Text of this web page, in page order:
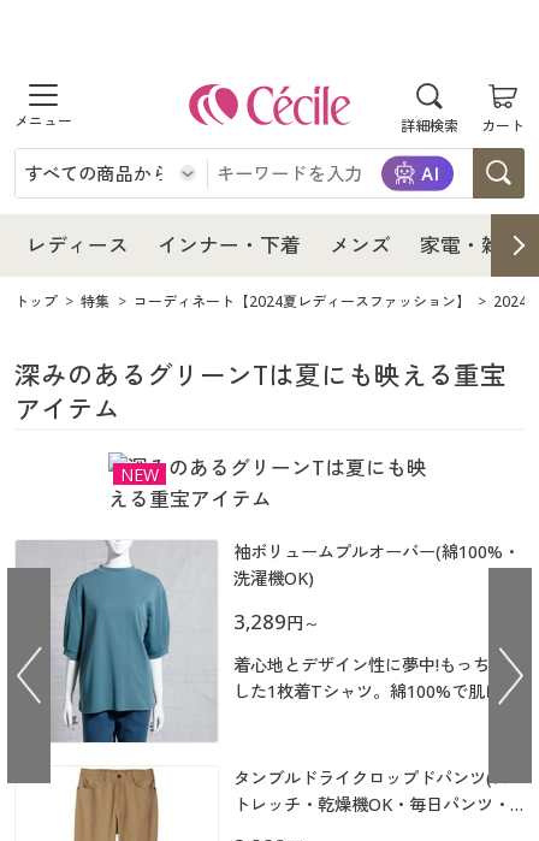
詳細検索 カート
商品を探す
レディース
レディースファッション
女性下着
インナー・下着
インナー・下着通販すべて
女性下着
ジュニア・ティーンズ下着
メンズ
メンズ通販すべて
メンズ下着
家電・雑貨
キッチン・雑貨・日用品
寝具・インテリア・家具通販すべて
家具・収納
寝具・ベッド
カーテン・ラグ・ファブリック
美容・健康
美容・健康通販すべて
美容・健康・サプリメント
制服・スクール
制服・スクールすべて
制服・学生服
ジュニア・ティーンズ下着
大きいサイズ
大きいサイズ通販すべて
大きいサイズ レディース服
大きいサイズ レディース下着
バーゲン
バーゲンセール
シークレットセール
詳細検索
商品カテゴリ一覧
レディース インナー・下着 メンズ 家電・雑貨
レディース
レディース通販すべて
レディースファッション
インナー・下着
インナー・下着通販すべて
女性下着
ジュニア・ティーンズ下着
メンズ
メンズ通販すべて
メンズ下着
家電・雑貨
家電
キッチン・雑貨・日用品
寝具・インテリア・家具通販すべて
家具・収納
寝具・ベッド
カーテン・ラグ・ファブリック
美容・健康
美容・健康通販すべて
美容・健康・サプリメント
制服・スクール
制服・スクールすべて
制服・学生服
ジュニア・ティーンズ下着
大きいサイズ
大きいサイズ通販すべて
大きいサイズ レディース服
大きいサイズ メンズ
バーゲン
バーゲンセール
詳細検索
カタログ
トップ 特集 コーディネート【2024夏レディースファッション】 2024
深みのあるグリーンTは夏にも映える重宝
アイテム
NEW
袖ボリュームプルオーバー(綿100%・
洗濯機OK)
3,289円 ～
着心地とデザイン性に夢中!もっちりと
した1枚着Tシャツ。綿100%で肌にも
タンブルドライクロップドパンツ(ス
トレッチ・乾燥機OK・毎日パンツ・